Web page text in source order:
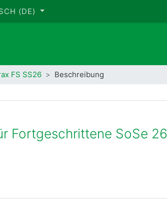
‎(DE)‎
FS SS26 Beschreibung
Fortgeschrittene SoSe 26